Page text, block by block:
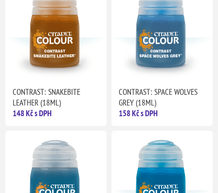
CONTRAST: SNAKEBITE
LEATHER (18ML)
148 Kč s DPH
CONTRAST: SPACE WOLVES
GREY (18ML)
158 Kč s DPH